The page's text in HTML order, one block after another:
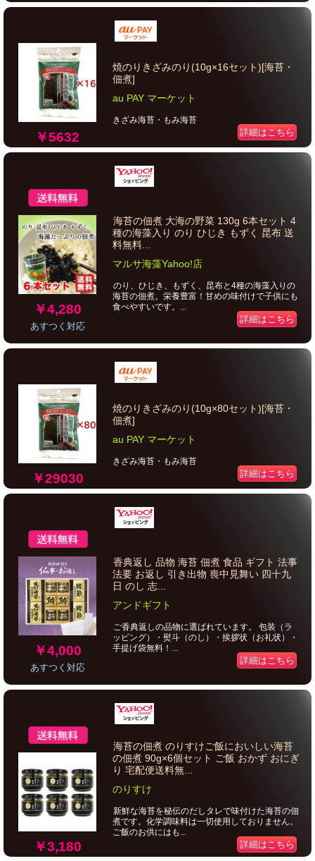
￥5632
焼のりきざみのり(10g×16セット)[海苔・
佃煮]
au PAY マーケット
きざみ海苔・もみ海苔
詳細はこちら
￥4,280
あすつく対応
海苔の佃煮 大海の野菜 130g 6本セット 4
種の海藻入り のり ひじき もずく 昆布 送
料無料...
マルサ海藻Yahoo!店
のり、ひじき、もずく、昆布と4種の海藻入りの
海苔の佃煮。栄養豊富！甘めの味付けで子供にも
食べやすいです。...
詳細はこちら
￥29030
焼のりきざみのり(10g×80セット)[海苔・
佃煮]
au PAY マーケット
きざみ海苔・もみ海苔
詳細はこちら
￥4,000
あすつく対応
香典返し 品物 海苔 佃煮 食品 ギフト 法事
法要 お返し 引き出物 喪中見舞い 四十九
日 のし 志...
アンドギフト
ご香典返しの品物に選ばれています。 包装（ラ
ッピング）・熨斗（のし）・挨拶状（お礼状）・
手提げ袋無料！...
詳細はこちら
￥3,180
海苔の佃煮 のりすけご飯においしい海苔
の佃煮 90g×6個セット ご飯 おかず おにぎ
り 宅配便送料無...
のりすけ
新鮮な海苔を秘伝のだしタレで味付けた海苔の佃
煮です。化学調味料は一切使用しておりません。
ご飯のお供にはも...
詳細はこちら